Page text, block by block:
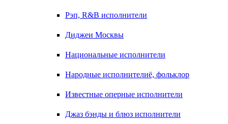
Рэп, R&B исполнители
Диджеи Москвы
Национальные исполнители
Народные исполнителиё, фольклор
Известные оперные исполнители
Джаз бэнды и блюз исполнители